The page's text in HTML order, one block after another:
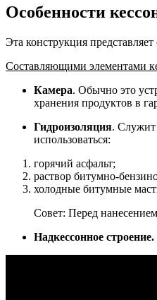
Особенности
Эта конструкция
Составляющими элементами
Камера. Обычно это
хранения продуктов в
Гидроизоляция. Служит
использоваться:
горячий асфальт;
раствор битумно-
холодные битумные
Совет: Перед
Надкессонное строение.